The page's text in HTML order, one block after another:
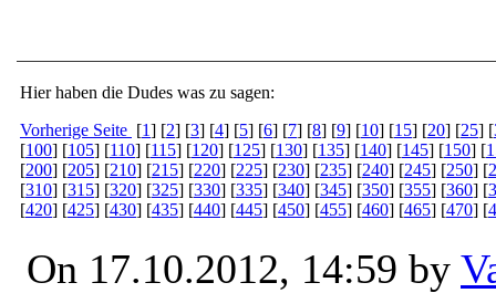
Hier haben die Dudes was zu sagen:
Vorherige Seite [1] [2] [3] [4] [5] [6] [7] [8] [9] [10] [15] [20] [25] [
[100] [105] [110] [115] [120] [125] [130] [135] [140] [145] [150] [
[200] [205] [210] [215] [220] [225] [230] [235] [240] [245] [250] [
[310] [315] [320] [325] [330] [335] [340] [345] [350] [355] [360] [
[420] [425] [430] [435] [440] [445] [450] [455] [460] [465] [470] [
On 17.10.2012, 14:59 by